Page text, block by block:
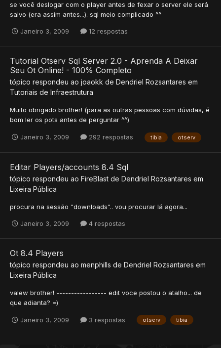
se você deslogar com o player antes de fexar o server ele será
salvo (era assim antes...). sql meio complicado ^^
Janeiro 3, 2009 12 respostas
Tutorial Otserv Sql Server 2.0 - Aprenda A Deixar
Seu Ot Online! - 100% Completo
tópico respondeu ao joaokk de Dendriel Rozsantares em
Tutoriais de Infraestrutura
Muito obrigado brother! (para as outras pessoas com dúvidas, é
bom ler os pots antes de perguntar ^^)
Janeiro 3, 2009 292 respostas tibia otserv
Editar Players/accounts 8.4 Sql
tópico respondeu ao FireBlast de Dendriel Rozsantares em
Lixeira Pública
procura na sessão "downloads".. vou procurar lá agora...
Janeiro 3, 2009 4 respostas
Ot 8.4 Players
tópico respondeu ao menphills de Dendriel Rozsantares em
Lixeira Pública
valew brother! ----------------- edit voce postou o atalho... de
que adianta? =)
Janeiro 3, 2009 3 respostas otserv tibia